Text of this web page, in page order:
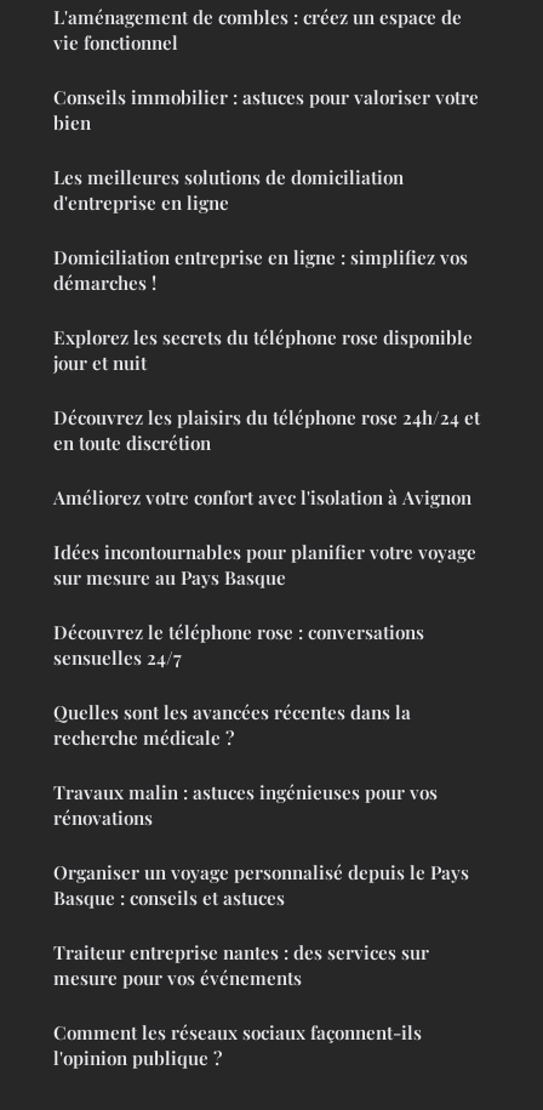
L'aménagement de combles : créez un espace de
vie fonctionnel
Conseils immobilier : astuces pour valoriser votre
bien
Les meilleures solutions de domiciliation
d'entreprise en ligne
Domiciliation entreprise en ligne : simplifiez vos
démarches !
Explorez les secrets du téléphone rose disponible
jour et nuit
Découvrez les plaisirs du téléphone rose 24h/24 et
en toute discrétion
Améliorez votre confort avec l'isolation à Avignon
Idées incontournables pour planifier votre voyage
sur mesure au Pays Basque
Découvrez le téléphone rose : conversations
sensuelles 24/7
Quelles sont les avancées récentes dans la
recherche médicale ?
Travaux malin : astuces ingénieuses pour vos
rénovations
Organiser un voyage personnalisé depuis le Pays
Basque : conseils et astuces
Traiteur entreprise nantes : des services sur
mesure pour vos événements
Comment les réseaux sociaux façonnent-ils
l'opinion publique ?